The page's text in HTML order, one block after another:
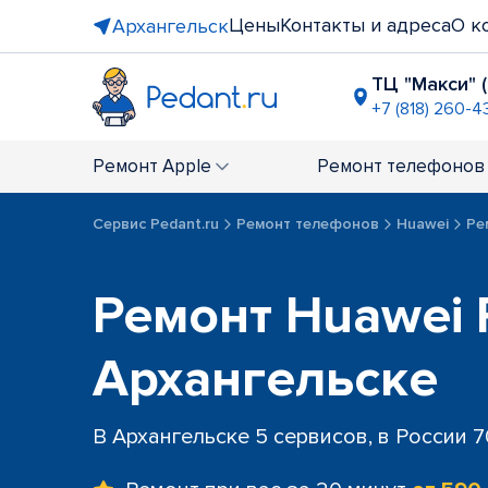
АрхангельскЦеныКонтакты и адресаО
ТЦ "Макси"
+7 (818) 260-
+7 (818) 260-
Ремонт Apple Ремонт телефонов
Сервис Pedant.ru Ремонт телефонов Huawei
Ремонт Huawei
Архангельске
В Архангельске 5 сервисов, в России